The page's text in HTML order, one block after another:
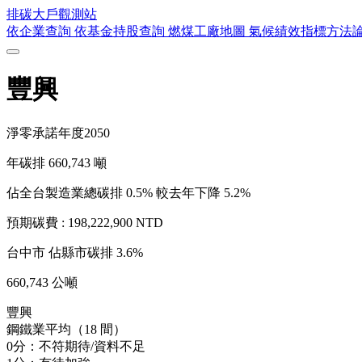
排碳大戶觀測站
依企業查詢 依基金持股查詢 燃煤工廠地圖 氣候績效指標方法
豐興
淨零承諾年度2050
年碳排 660,743 噸
佔全台製造業總碳排 0.5% 較去年下降 5.2%
預期碳費 : 198,222,900 NTD
台中市 佔縣市碳排 3.6%
660,743 公噸
豐興
鋼鐵業平均（18 間）
0分：不符期待/資料不足